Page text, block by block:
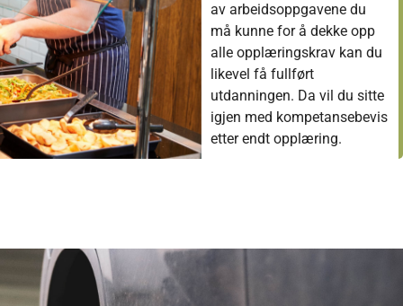
av arbeidsoppgavene du
må kunne for å dekke opp
alle opplæringskrav kan du
likevel få fullført
utdanningen. Da vil du sitte
igjen med kompetansebevis
etter endt opplæring.